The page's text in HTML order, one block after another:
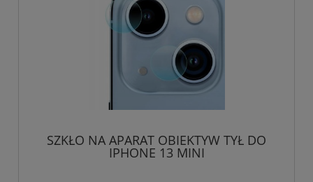
SZKŁO NA APARAT OBIEKTYW TYŁ DO
IPHONE 13 MINI